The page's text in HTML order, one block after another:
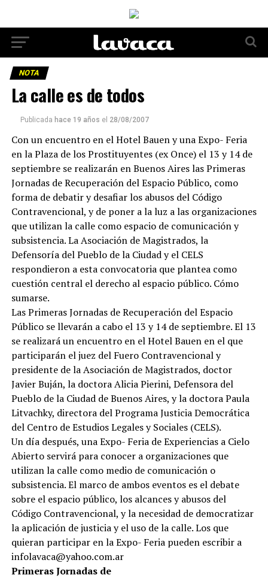
NOTA
La calle es de todos
Publicada hace 19 años el 28/08/2007
Con un encuentro en el Hotel Bauen y una Expo- Feria
en la Plaza de los Prostituyentes (ex Once) el 13 y 14 de
septiembre se realizarán en Buenos Aires las Primeras
Jornadas de Recuperación del Espacio Público, como
forma de debatir y desafiar los abusos del Código
Contravencional, y de poner a la luz a las organizaciones
que utilizan la calle como espacio de comunicación y
subsistencia. La Asociación de Magistrados, la
Defensoría del Pueblo de la Ciudad y el CELS
respondieron a esta convocatoria que plantea como
cuestión central el derecho al espacio público. Cómo
sumarse.
Las Primeras Jornadas de Recuperación del Espacio
Público se llevarán a cabo el 13 y 14 de septiembre. El 13
se realizará un encuentro en el Hotel Bauen en el que
participarán el juez del Fuero Contravencional y
presidente de la Asociación de Magistrados, doctor
Javier Buján, la doctora Alicia Pierini, Defensora del
Pueblo de la Ciudad de Buenos Aires, y la doctora Paula
Litvachky, directora del Programa Justicia Democrática
del Centro de Estudios Legales y Sociales (CELS).
Un día después, una Expo- Feria de Experiencias a Cielo
Abierto servirá para conocer a organizaciones que
utilizan la calle como medio de comunicación o
subsistencia. El marco de ambos eventos es el debate
sobre el espacio público, los alcances y abusos del
Código Contravencional, y la necesidad de democratizar
la aplicación de justicia y el uso de la calle. Los que
quieran participar en la Expo- Feria pueden escribir a
infolavaca@yahoo.com.ar
Primeras Jornadas de